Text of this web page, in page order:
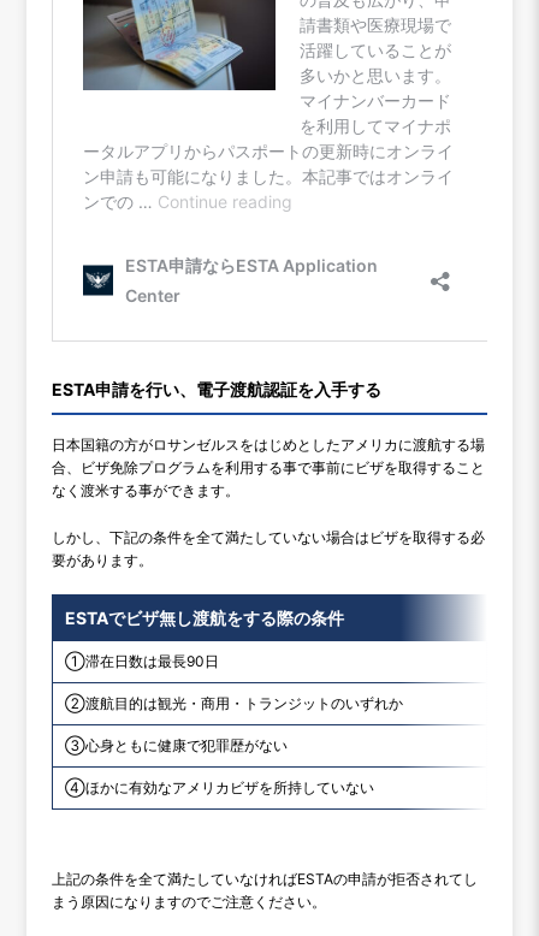
ESTA申請を行い、電子渡航認証を入手する
日本国籍の方がロサンゼルスをはじめとしたアメリカに渡航する場
合、ビザ免除プログラムを利用する事で事前にビザを取得すること
なく渡米する事ができます。
しかし、下記の条件を全て満たしていない場合はビザを取得する必
要があります。
ESTAでビザ無し渡航をする際の条件
①滞在日数は最長90日
②渡航目的は観光・商用・トランジットのいずれか
③心身ともに健康で犯罪歴がない
④ほかに有効なアメリカビザを所持していない
上記の条件を全て満たしていなければESTAの申請が拒否されてし
まう原因になりますのでご注意ください。